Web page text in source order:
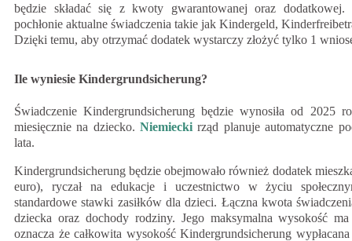
będzie składać się z kwoty gwarantowanej oraz
pochłonie aktualne świadczenia takie jak Kindergeld,
Dzięki temu, aby otrzymać dodatek wystarczy złożyć tylko 1
Ile wyniesie Kindergrundsicherung?
Świadczenie Kindergrundsicherung będzie wynosiła od 2025
miesięcznie na dziecko.Niemiecki rząd planuje automatyczne
lata.
Kindergrundsicherung będzie obejmowało również dodatek
euro), ryczał na edukacje i uczestnictwo w życiu
standardowe stawki zasiłków dla dzieci. Łączna kwota
dziecka oraz dochody rodziny. Jego maksymalna wysokość
oznacza że całkowita wysokość Kindergrundsicherung